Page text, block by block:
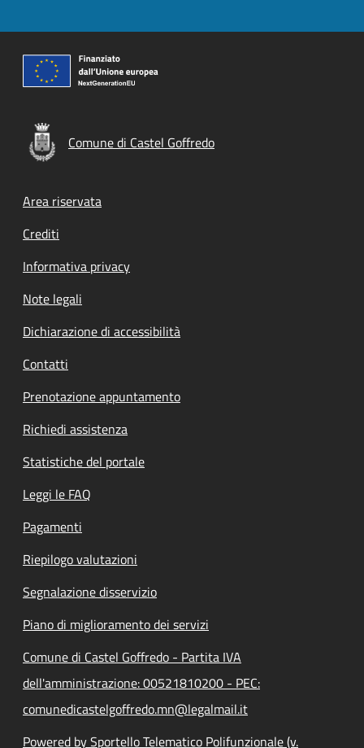
Comune di Castel Goffredo
Footer menu
Area riservata
Crediti
Informativa privacy
Note legali
Dichiarazione di accessibilità
Contatti
Prenotazione appuntamento
Richiedi assistenza
Statistiche del portale
Leggi le FAQ
Pagamenti
Riepilogo valutazioni
Segnalazione disservizio
Piano di miglioramento dei servizi
Comune di Castel Goffredo - Partita IVA
dell'amministrazione: 00521810200 - PEC:
comunedicastelgoffredo.mn@legalmail.it
Powered by Sportello Telematico Polifunzionale (v.